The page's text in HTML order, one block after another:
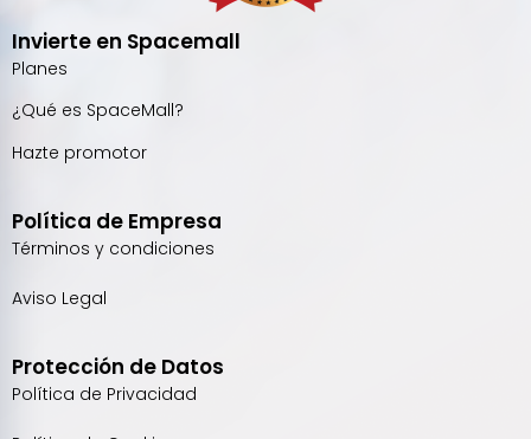
Invierte en Spacemall
Planes
¿Qué es SpaceMall?
Hazte promotor
Política de Empresa
Términos y condiciones
Aviso Legal
Protección de Datos
Política de Privacidad